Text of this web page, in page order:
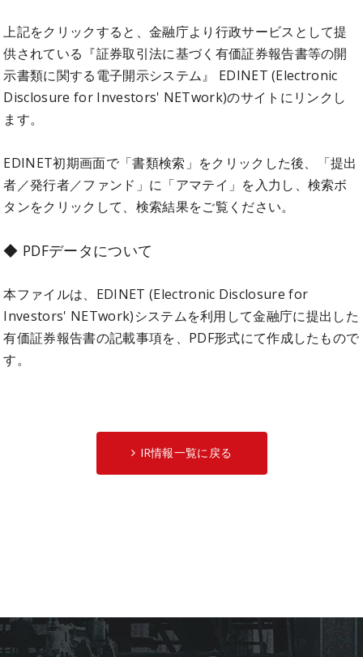
上記をクリックすると、金融庁より行政サービスとして提
供されている『証券取引法に基づく有価証券報告書等の開
示書類に関する電子開示システム』 EDINET (Electronic
Disclosure for Investors' NETwork)のサイトにリンクし
ます。
EDINET初期画面で「書類検索」をクリックした後、「提出
者／発行者／ファンド」に「アマテイ」を入力し、検索ボ
タンをクリックして、検索結果をご覧ください。
◆ PDFデータについて
本ファイルは、EDINET (Electronic Disclosure for
Investors' NETwork)システムを利用して金融庁に提出した
有価証券報告書の記載事項を、PDF形式にて作成したもので
す。
IR情報一覧に戻る